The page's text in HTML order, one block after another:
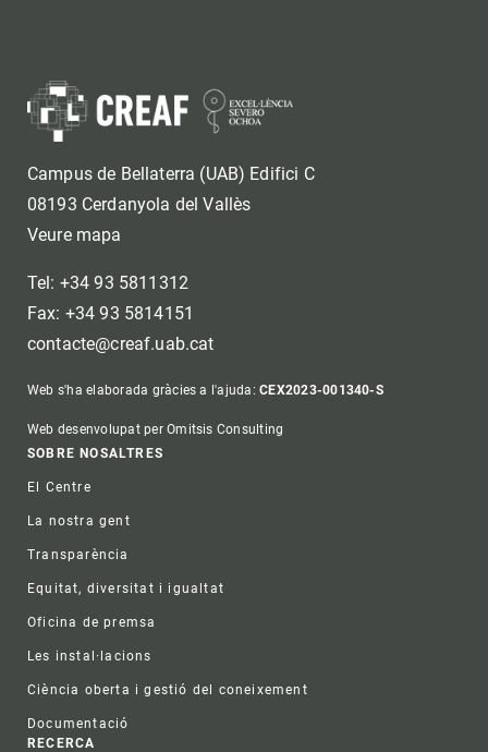
Campus de Bellaterra (UAB) Edifici C
08193 Cerdanyola del Vallès
Veure mapa
Tel: +34 93 5811312
Fax: +34 93 5814151
contacte@creaf.uab.cat
Web s'ha elaborada gràcies a l'ajuda:CEX2023-001340-S
Web desenvolupat per Omitsis Consulting
Footer
SOBRE NOSALTRES
El Centre
La nostra gent
Transparència
Equitat, diversitat i igualtat
Oficina de premsa
Les instal·lacions
Ciència oberta i gestió del coneixement
Documentació
RECERCA